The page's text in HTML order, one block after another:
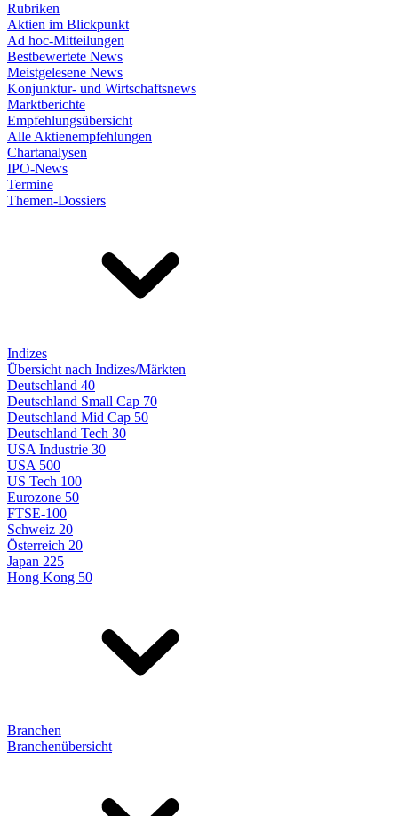
Rubriken
Aktien im Blickpunkt
Ad hoc-Mitteilungen
Bestbewertete News
Meistgelesene News
Konjunktur- und Wirtschaftsnews
Marktberichte
Empfehlungsübersicht
Alle Aktienempfehlungen
Chartanalysen
IPO-News
Termine
Themen-Dossiers
Indizes
Übersicht nach Indizes/Märkten
Deutschland 40
Deutschland Small Cap 70
Deutschland Mid Cap 50
Deutschland Tech 30
USA Industrie 30
USA 500
US Tech 100
Eurozone 50
FTSE-100
Schweiz 20
Österreich 20
Japan 225
Hong Kong 50
Branchen
Branchenübersicht